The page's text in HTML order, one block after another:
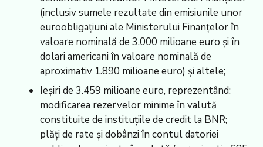
(inclusiv sumele rezultate din emisiunile unor
euroobligațiuni ale Ministerului Finanțelor în
valoare nominală de 3.000 milioane euro și în
dolari americani în valoare nominală de
aproximativ 1.890 milioane euro) și altele;
Ieşiri de 3.459 milioane euro, reprezentând:
modificarea rezervelor minime în valută
constituite de instituțiile de credit la BNR;
plăți de rate și dobânzi în contul datoriei